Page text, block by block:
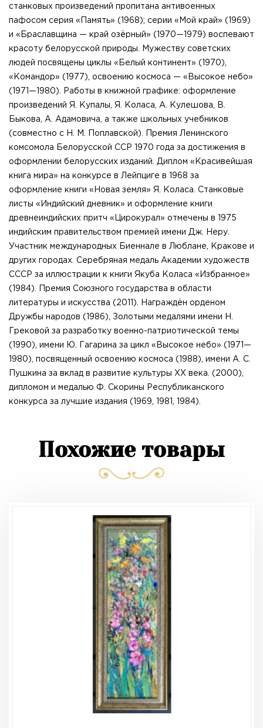
станковых произведений пропитана антивоенных
пафосом серия «Память» (1968); серии «Мой край» (1969)
и «Браславщина — край озёрный» (1970—1979) воспевают
красоту белорусской природы. Мужеству советских
людей посвящены циклы «Белый континент» (1970),
«Командор» (1977), освоению космоса — «Высокое небо»
(1971—1980). Работы в книжной графике: оформление
произведений Я. Купалы, Я. Коласа, А. Кулешова, В.
Быкова, А. Адамовича, а также школьных учебников
(совместно с Н. М. Поплавской). Премия Ленинского
комсомола Белорусской ССР 1970 года за достижения в
оформлении белорусских изданий. Диплом «Красивейшая
книга мира» на конкурсе в Лейпциге в 1968 за
оформление книги «Новая земля» Я. Коласа. Станковые
листы «Индийский дневник» и оформление книги
древнеиндийских притч «Цирокурал» отмечены в 1975
индийским правительством премией имени Дж. Неру.
Участник международных Биеннале в Люблане, Кракове и
других городах. Серебряная медаль Академии художеств
СССР за иллюстрации к книги Якуба Коласа «Избранное»
(1984). Премия Союзного государства в области
литературы и искусства (2011). Награждён орденом
Дружбы народов (1986), Золотыми медалями имени Н.
Грековой за разработку военно-патриотической темы
(1990), имени Ю. Гагарина за цикл «Высокое небо» (1971—
1980), посвященный освоению космоса (1988), имени А. С.
Пушкина за вклад в развитие культуры XX века. (2000),
дипломом и медалью Ф. Скорины Республиканского
конкурса за лучшие издания (1969, 1981, 1984).
Похожие товары